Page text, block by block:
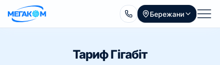
Бережани
Тариф Гігабіт